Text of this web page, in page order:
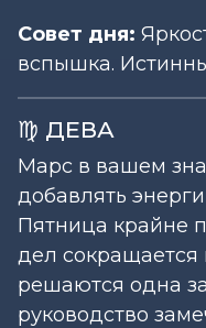
Совет дня:
вспышка.
♍ ДЕВА
Марс в вашем
добавлять
Пятница крайне
дел сокращается
решаются одна
руководство